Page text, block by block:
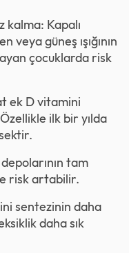
kalma: Kapalı
güneş ışığının
çocuklarda risk
ek D vitamini
ilk bir yılda
tam
risk artabilir.
sentezinin daha
daha sık